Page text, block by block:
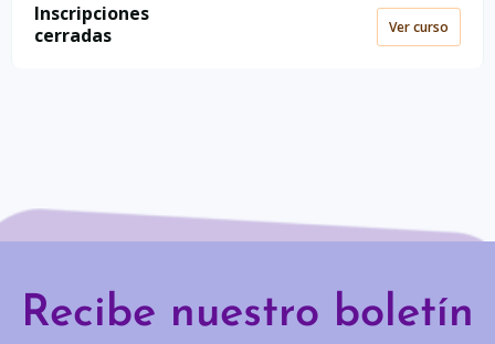
Inscripciones
cerradas
Ver curso
Recibe nuestro boletín